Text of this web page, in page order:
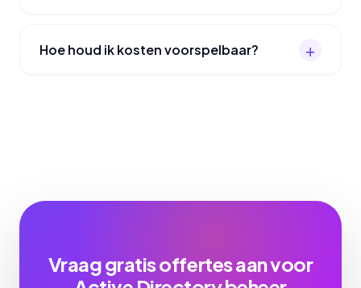
Hoe houd ik kosten voorspelbaar?
Vraag gratis offertes aan voor